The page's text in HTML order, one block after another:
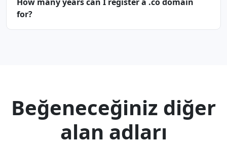
for?
Beğeneceğiniz diğer
alan adları